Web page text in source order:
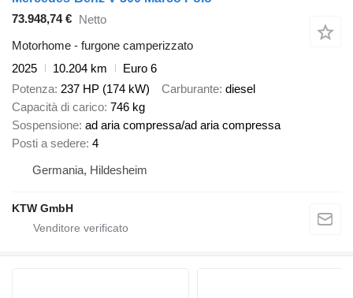
73.948,74 € Netto
Motorhome - furgone camperizzato
2025
10.204 km
Euro 6
Potenza 237 HP (174 kW) Carburante diesel
Capacità di carico 746 kg
Sospensione ad aria compressa/ad aria compressa
Posti a sedere 4
Germania, Hildesheim
KTW GmbH